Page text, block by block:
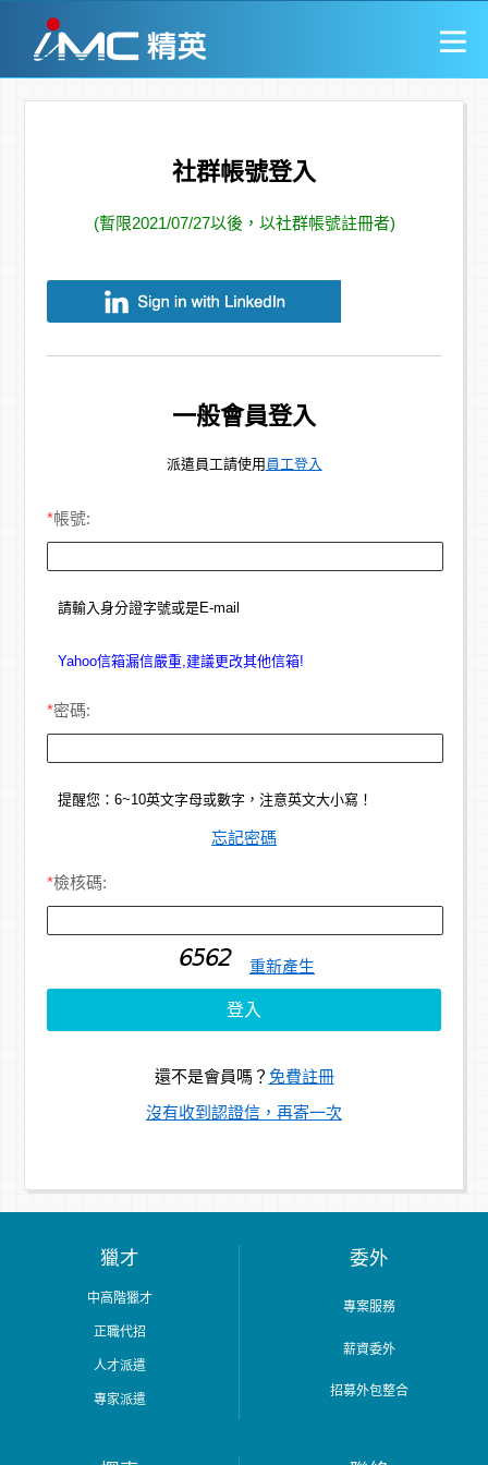
社群帳號登入
(暫限2021/07/27以後，以社群帳號註冊者)
一般會員登入
派遣員工請使用 員工登入
*帳號:
請輸入身分證字號或是E-mail
Yahoo信箱漏信嚴重,建議更改其他信箱!
*密碼:
提醒您：6~10英文字母或數字，注意英文大小寫！
忘記密碼
*檢核碼:
重新產生
還不是會員嗎？ 免費註冊
沒有收到認證信，再寄一次
獵才
中高階獵才
正職代招
人才派遣
專家派遣
委外
專案服務
薪資委外
招募外包整合